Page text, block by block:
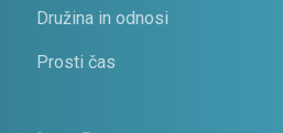
Družina in odnosi
Prosti čas